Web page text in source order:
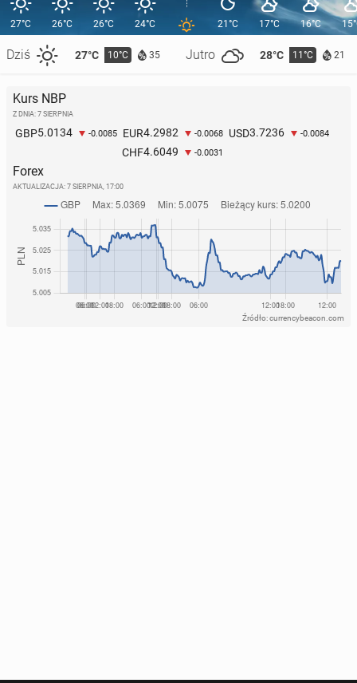
27°C
Dziś 27°C 10°C 35 Jutro 28°C 11°C 21
26°C 26°C 24°C 21°C 17°C 16°C
Kurs NBP
Z DNIA: 7 SIERPNIA
GBP5.0134 -0.0085 EUR4.2982 -0.0068 USD3.7236 -0.0084
CHF4.6049 -0.0031
Forex
AKTUALIZACJA: 7 SIERPNIA, 17:00
Źródło: currencybeacon.com